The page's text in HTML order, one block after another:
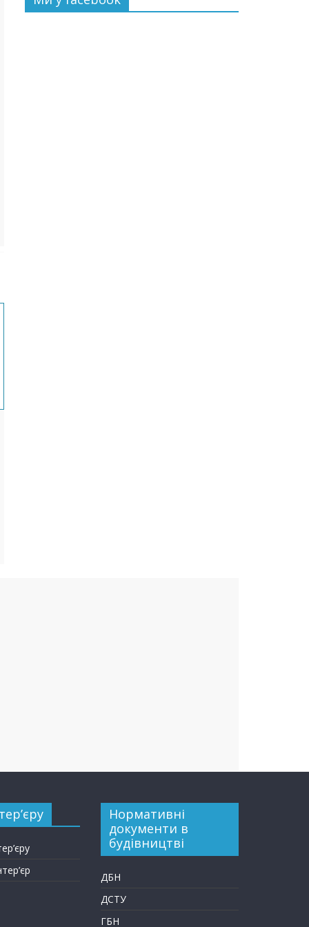
Нормативні
документи в
будівництві
ДБН
ДСТУ
ГБН